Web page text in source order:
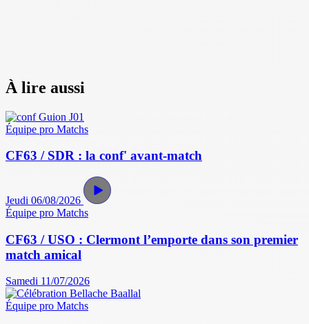
À lire aussi
Équipe pro Matchs
CF63 / SDR : la conf' avant-match
Jeudi 06/08/2026
Équipe pro Matchs
CF63 / USO : Clermont l’emporte dans son premier
match amical
Samedi 11/07/2026
Équipe pro Matchs